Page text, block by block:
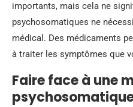
importants, mais cela ne
psychosomatiques ne
médical. Des médicaments
à traiter les symptômes que
Faire face à une